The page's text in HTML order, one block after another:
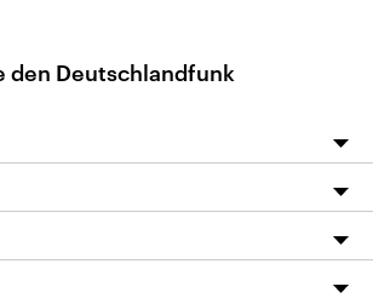
den Deutschlandfunk